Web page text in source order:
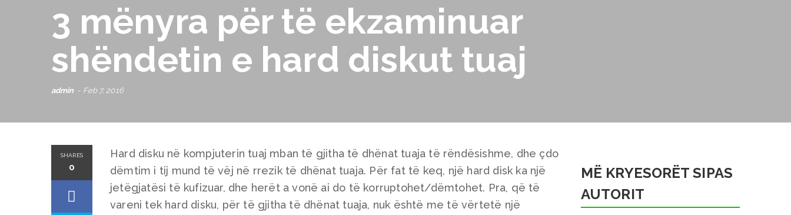
3 mënyra për të ekzaminuar
shëndetin e hard diskut tuaj
admin Feb 7, 2016
SHARES
0
Hard disku në kompjuterin tuaj mban të gjitha të dhënat tuaja të rëndësishme, dhe çdo
dëmtim i tij mund të vëj në rrezik të dhënat tuaja. Për fat të keq, një hard disk ka një
jetëgjatësi të kufizuar, dhe herët a vonë ai do të korruptohet/dëmtohet. Pra, që të
vareni tek hard disku, për të gjitha të dhënat tuaja, nuk është me të vërtetë një
MË KRYESORËT SIPAS
AUTORIT